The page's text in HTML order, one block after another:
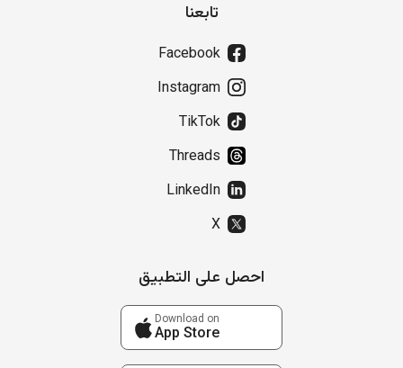
تابعنا
Facebook
Instagram
TikTok
Threads
LinkedIn
X
احصل على التطبيق
Download on
App Store